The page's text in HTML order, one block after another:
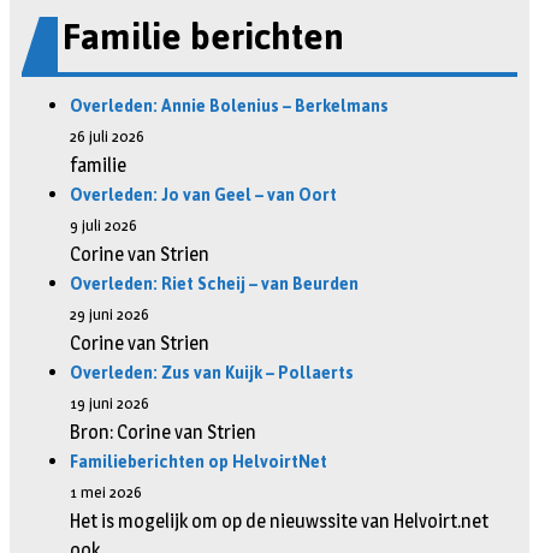
Familie berichten
Overleden: Annie Bolenius – Berkelmans
26 juli 2026
familie
Overleden: Jo van Geel – van Oort
9 juli 2026
Corine van Strien
Overleden: Riet Scheij – van Beurden
29 juni 2026
Corine van Strien
Overleden: Zus van Kuijk – Pollaerts
19 juni 2026
Bron: Corine van Strien
Familieberichten op HelvoirtNet
1 mei 2026
Het is mogelijk om op de nieuwssite van Helvoirt.net